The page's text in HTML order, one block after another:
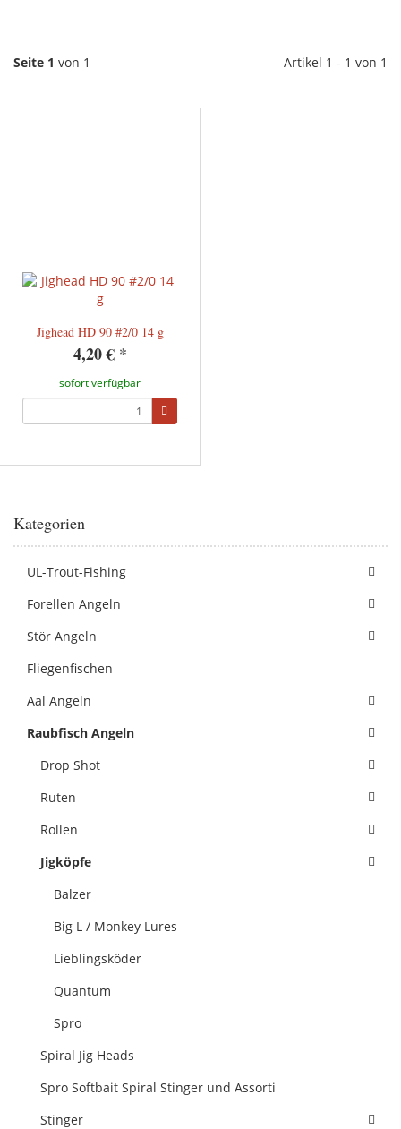
Seite 1 von 1 Artikel 1 - 1 von 1
Jighead HD 90 #2/0 14 g
4,20 € *
sofort verfügbar
Kategorien
UL-Trout-Fishing
Forellen Angeln
Stör Angeln
Fliegenfischen
Aal Angeln
Raubfisch Angeln
Drop Shot
Ruten
Rollen
Jigköpfe
Balzer
Big L / Monkey Lures
Lieblingsköder
Quantum
Spro
Spiral Jig Heads
Spro Softbait Spiral Stinger und Assorti
Stinger